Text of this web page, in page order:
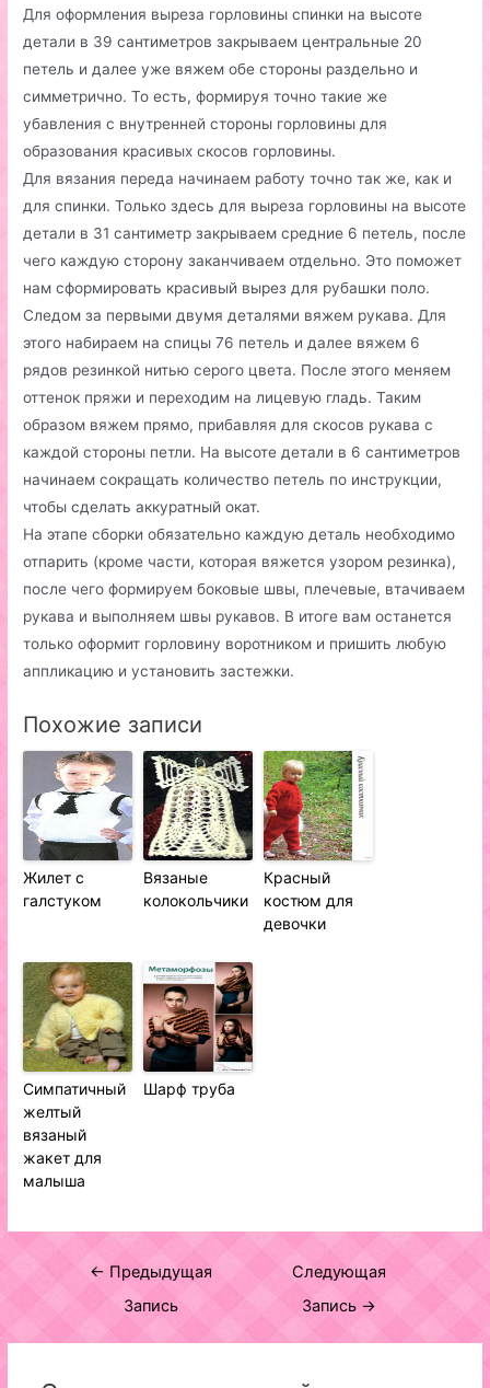
Для оформления выреза горловины спинки на высоте
детали в 39 сантиметров закрываем центральные 20
петель и далее уже вяжем обе стороны раздельно и
симметрично. То есть, формируя точно такие же
убавления с внутренней стороны горловины для
образования красивых скосов горловины.
Для вязания переда начинаем работу точно так же, как и
для спинки. Только здесь для выреза горловины на высоте
детали в 31 сантиметр закрываем средние 6 петель, после
чего каждую сторону заканчиваем отдельно. Это поможет
нам сформировать красивый вырез для рубашки поло.
Следом за первыми двумя деталями вяжем рукава. Для
этого набираем на спицы 76 петель и далее вяжем 6
рядов резинкой нитью серого цвета. После этого меняем
оттенок пряжи и переходим на лицевую гладь. Таким
образом вяжем прямо, прибавляя для скосов рукава с
каждой стороны петли. На высоте детали в 6 сантиметров
начинаем сокращать количество петель по инструкции,
чтобы сделать аккуратный окат.
На этапе сборки обязательно каждую деталь необходимо
отпарить (кроме части, которая вяжется узором резинка),
после чего формируем боковые швы, плечевые, втачиваем
рукава и выполняем швы рукавов. В итоге вам останется
только оформит горловину воротником и пришить любую
аппликацию и установить застежки.
Похожие записи
Жилет с
галстуком
Вязаные
колокольчики
Красный
костюм для
девочки
Симпатичный
желтый
вязаный
жакет для
малыша
Шарф труба
Навигация
← Предыдущая
Запись
Следующая
Запись →